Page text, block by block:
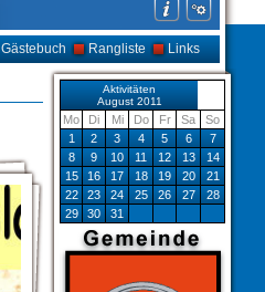
Gästebuch Rangliste Links
Aktivitäten
August 2011
Mo Di Mi Do Fr Sa
So
1
2 3 4 5 6
7
8
9 10 11 12 13
14
15
16 17 18 19 20
21
22
23 24 25 26 27
28
29
30 31